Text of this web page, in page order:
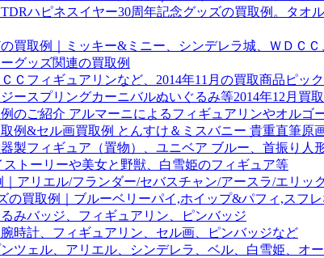
ハピネスイヤー30周年記念グッズの買取例。タオ
買取例｜ミッキー&ミニー、シンデレラ城、ＷＤＣ
グッズ関連の買取例
Ｃフィギュアリンなど、2014年11月の買取商品ピッ
ースプリングカーニバルぬいぐるみ等2014年12月買
のご紹介 アルマーニによるフィギュアリンやオルゴ
例&セル画買取例 とんすけ＆ミスバニー 貴重直筆
製フィギュア（置物）、ユニベア ブルー、首振り人
トーリーや美女と野獣、白雪姫のフィギュア等
アリエル/フランダー/セバスチャン/アースラ/エリッ
の買取例｜ブルーベリーパイ,ホイップ&パフィ,スフ
みバッジ、フィギュアリン、ピンバッジ
時計、フィギュアリン、セル画、ピンバッジなど
ツェル、アリエル、シンデレラ、ベル、白雪姫、オ